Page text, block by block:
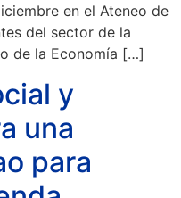
en el Ateneo de
del sector de la
de la Economía […]
y
una
para